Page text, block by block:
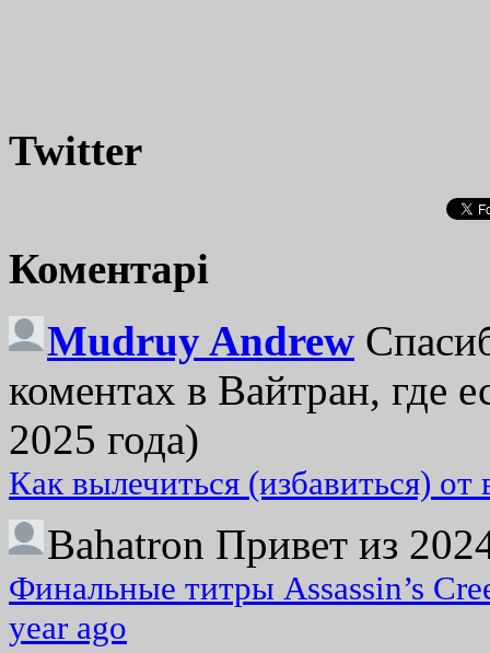
Twitter
Коментарі
Mudruy Andrew
коментах в Вайтран, где
2025 года)
Как вылечиться (избавиться)
Bahatron Привет из
Финальные титры Assassin’s
year ago